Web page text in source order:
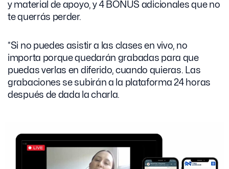
y material de apoyo, y 4 BONUS adicionales que no
te querrás perder.
*Si no puedes asistir a las clases en vivo, no
importa porque quedarán grabadas para que
puedas verlas en diferido, cuando quieras. Las
grabaciones se subirán a la plataforma 24 horas
después de dada la charla.